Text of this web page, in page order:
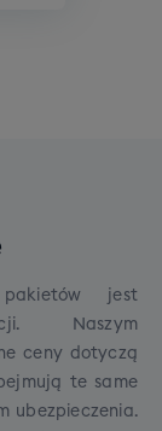
lub
przez
Szkolenia
Cena:
jest
Naszym
ceny dotyczą
te same
ubezpieczenia.